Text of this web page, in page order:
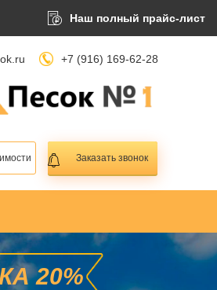
Наш полный прайс-лист
+7 (916) 169-62-28
Заказать звонок
20%